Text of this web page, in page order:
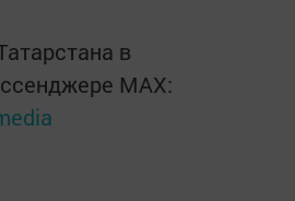
в
MАХ: